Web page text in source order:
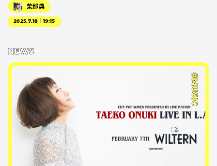
柴那典
2025.7.18｜19:15
NEWS
#MUSIC